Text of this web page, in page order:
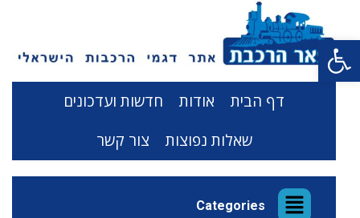
פתח סרגל נגישות
דף הבית אודות
חדשות ועדכונים
שאלות נפוצות
צור קשר
Categories